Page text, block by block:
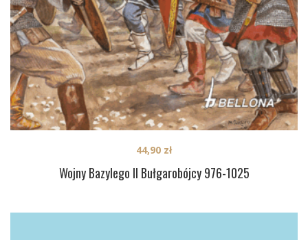
Wojny Bazylego II Bułgarobójcy 976-1025
44,90 zł